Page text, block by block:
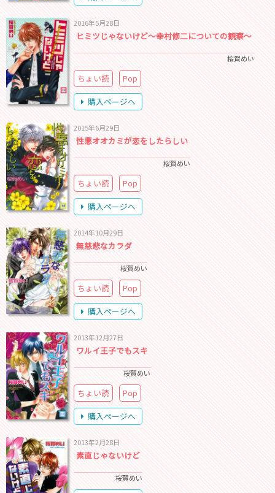
2016年5月28日
ヒミツじゃないけど～幸村修二についての観察～
桜賀めい
ちょい読
Pop
購入ページへ
2015年6月29日
性悪オオカミが恋をしたらしい
桜賀めい
ちょい読
Pop
購入ページへ
2014年10月29日
無慈悲なカラダ
桜賀めい
ちょい読
Pop
購入ページへ
2013年12月27日
ワルイ王子でもスキ
桜賀めい
ちょい読
Pop
購入ページへ
2013年2月28日
素直じゃないけど
桜賀めい